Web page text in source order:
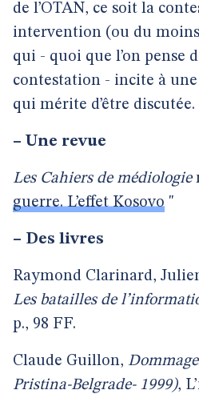
de l’OTAN, ce soit la
intervention (ou du
qui - quoi que l’on pense
contestation - incite à
qui mérite d’être discutée.
– Une revue
Les Cahiers de médiologie
guerre. L’effet Kosovo "
– Des livres
Raymond Clarinard,
Les batailles de
p., 98 FF.
Claude Guillon,
Pristina-Belgrade- 1999),